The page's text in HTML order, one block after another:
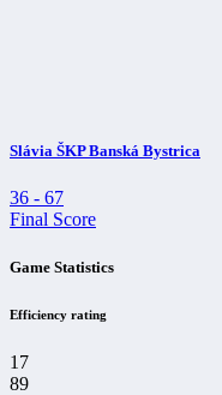
Slávia ŠKP Banská Bystrica
36 - 67
Final Score
Game Statistics
Efficiency rating
17
89